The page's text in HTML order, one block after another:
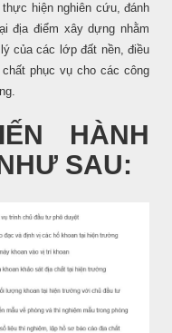
hiện nghiên cứu, đánh
địa điểm xây dựng nhằm
của các lớp đất nền, điều
phục vụ cho các công
HÀNH
SAU: